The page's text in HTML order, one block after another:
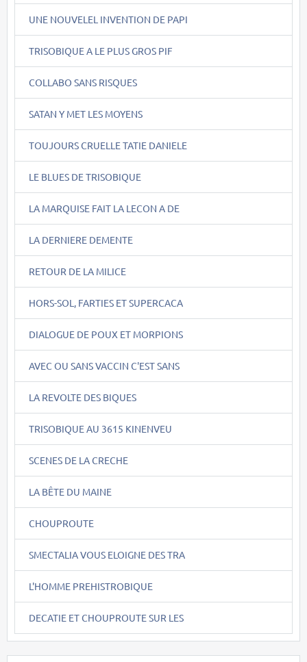
UNE NOUVELEL INVENTION DE PAPI
TRISOBIQUE A LE PLUS GROS PIF
COLLABO SANS RISQUES
SATAN Y MET LES MOYENS
TOUJOURS CRUELLE TATIE DANIELE
LE BLUES DE TRISOBIQUE
LA MARQUISE FAIT LA LECON A DE
LA DERNIERE DEMENTE
RETOUR DE LA MILICE
HORS-SOL, FARTIES ET SUPERCACA
DIALOGUE DE POUX ET MORPIONS
AVEC OU SANS VACCIN C'EST SANS
LA REVOLTE DES BIQUES
TRISOBIQUE AU 3615 KINENVEU
SCENES DE LA CRECHE
LA BÊTE DU MAINE
CHOUPROUTE
SMECTALIA VOUS ELOIGNE DES TRA
L'HOMME PREHISTROBIQUE
DECATIE ET CHOUPROUTE SUR LES